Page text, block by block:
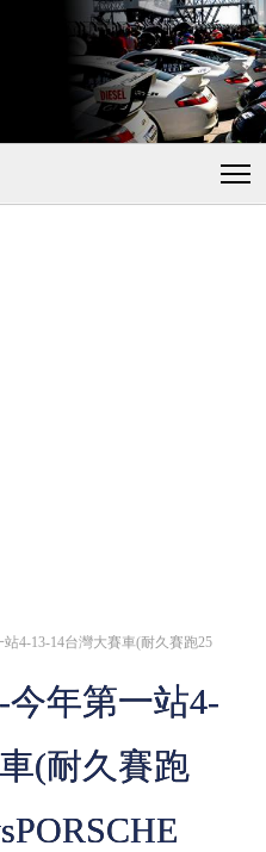
4-13-14台灣大賽車(耐久賽跑25
年第一站4-
(耐久賽跑